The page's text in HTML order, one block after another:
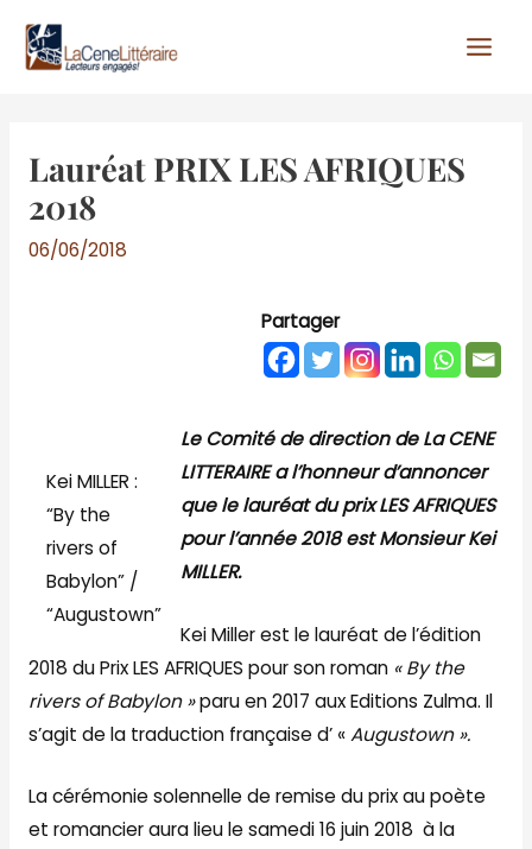
Lauréat PRIX LES AFRIQUES
2018
06/06/2018
Partager
Kei MILLER :
“By the
rivers of
Babylon” /
“Augustown”
Le Comité de direction de La CENE
LITTERAIRE a l’honneur d’annoncer
que le lauréat du prix LES AFRIQUES
pour l’année 2018 est Monsieur Kei
MILLER.
Kei Miller est le lauréat de l’édition
2018 du Prix LES AFRIQUES pour son roman « By the
rivers of Babylon »paru en 2017 aux Editions Zulma. Il
s’agit de la traduction française d’ «Augustown ».
La cérémonie solennelle de remise du prix au poète
et romancier aura lieu le samedi 16 juin 2018 à la